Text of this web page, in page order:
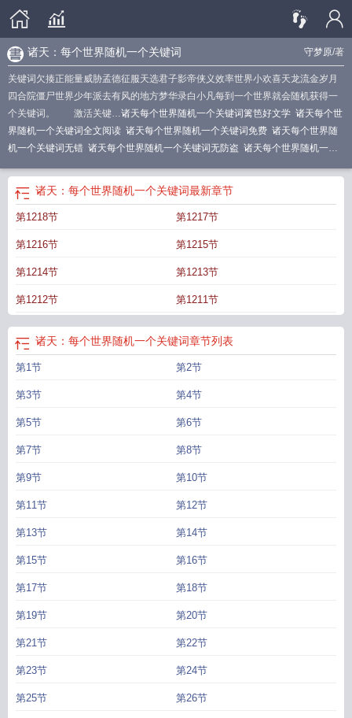
守梦原/著
诸天：每个世界随机一个关键词
关键词欠揍正能量威胁孟德征服天选君子影帝侠义效率世界小欢喜天龙流金岁月
四合院僵尸世界少年派去有风的地方梦华录白小凡每到一个世界就会随机获得一
个关键词。 激活关键…诸天每个世界随机一个关键词篱笆好文学 诸天每个世
界随机一个关键词全文阅读 诸天每个世界随机一个关键词免费 诸天每个世界随
机一个关键词无错 诸天每个世界随机一个关键词无防盗 诸天每个世界随机一个
机一个关键词免费阅读
诸天每个世界随机一个关键词全文
个关键词笔趣
词笔趣阁诸天每个世界随机一个关键词 守梦原诸天每个世界随机一个关键
每个世界随机一个关键词TXT
诸天每个世界随机一个关键词 最新章节 无弹窗
天每个世界随机一个关键词篱笆
诸天每个世界随机一个关键词篱笆好文学网
诸天：每个世界随机一个关键词最新章节
第1218节 第1217节
第1216节 第1215节
第1214节 第1213节
第1212节 第1211节
诸天：每个世界随机一个关键词章节列表
第1节 第2节
第3节 第4节
第5节 第6节
第7节 第8节
第9节 第10节
第11节 第12节
第13节 第14节
第15节 第16节
第17节 第18节
第19节 第20节
第21节 第22节
第23节 第24节
第25节 第26节